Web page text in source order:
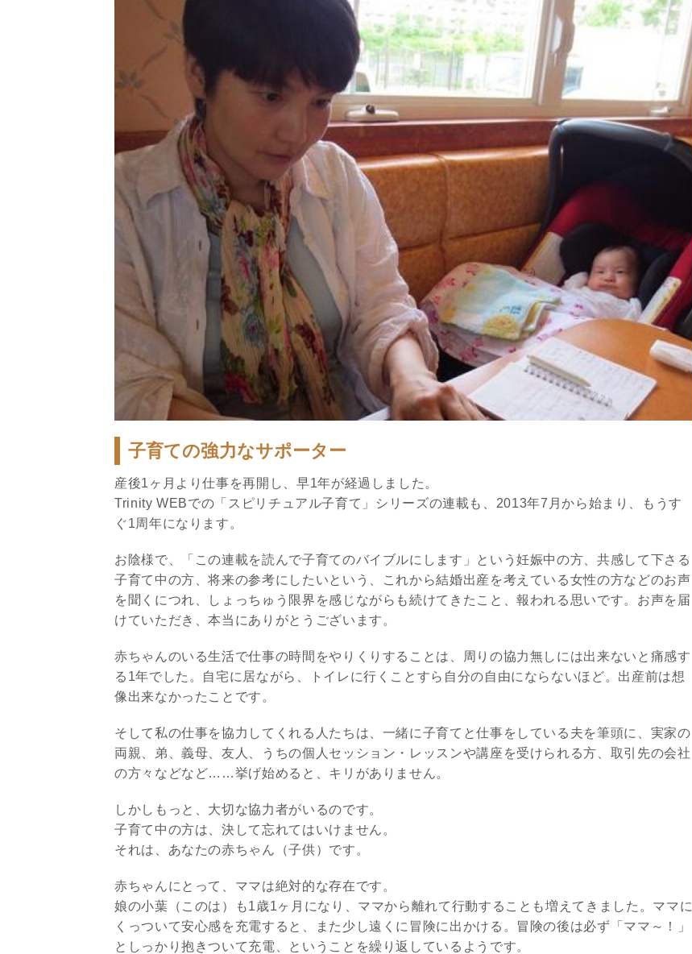
子育ての強力なサポーター
産後1ヶ月より仕事を再開し、早1年が経過しました。
Trinity WEBでの「スピリチュアル子育て」シリーズの連載も、2013年7月から始まり、もうす
ぐ1周年になります。
お陰様で、「この連載を読んで子育てのバイブルにします」という妊娠中の方、共感して下さる
子育て中の方、将来の参考にしたいという、これから結婚出産を考えている女性の方などのお声
を聞くにつれ、しょっちゅう限界を感じながらも続けてきたこと、報われる思いです。お声を届
けていただき、本当にありがとうございます。
赤ちゃんのいる生活で仕事の時間をやりくりすることは、周りの協力無しには出来ないと痛感す
る1年でした。自宅に居ながら、トイレに行くことすら自分の自由にならないほど。出産前は想
像出来なかったことです。
そして私の仕事を協力してくれる人たちは、一緒に子育てと仕事をしている夫を筆頭に、実家の
両親、弟、義母、友人、うちの個人セッション・レッスンや講座を受けられる方、取引先の会社
の方々などなど……挙げ始めると、キリがありません。
しかしもっと、大切な協力者がいるのです。
子育て中の方は、決して忘れてはいけません。
それは、あなたの赤ちゃん（子供）です。
赤ちゃんにとって、ママは絶対的な存在です。
娘の小葉（このは）も1歳1ヶ月になり、ママから離れて行動することも増えてきました。ママに
くっついて安心感を充電すると、また少し遠くに冒険に出かける。冒険の後は必ず「ママ～！」
としっかり抱きついて充電、ということを繰り返しているようです。
スピリチュアルは現実を動
インタビュー
3
【The Secret of...
インタビュー